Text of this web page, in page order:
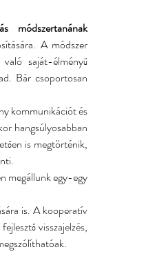
módszertanának
A módszer
saját-élményű
Bár csoportosan
kommunikációt és
hangsúlyosabban
is megtörténik,
megállunk egy-egy
is. A kooperatív
visszajelzés,